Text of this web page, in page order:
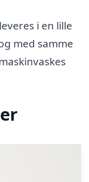
i en lille
med samme